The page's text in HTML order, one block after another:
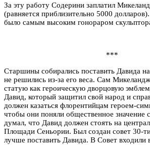
За эту работу Содерини заплатил
(равняется приблизительно 5000
было самым высоким гонораром
***
Старшины собирались поставить Давида
не решились из-за его веса. Сам
статую как героическую дворцовую
Давид, который защитил свой народ и
должен казаться флорентийцам героем-
чтобы они поняли общественное значение
думал, что Давид должен стоять на
Площади Сеньории. Был создан совет 30-
лучше поставить Давида. В Совет входили